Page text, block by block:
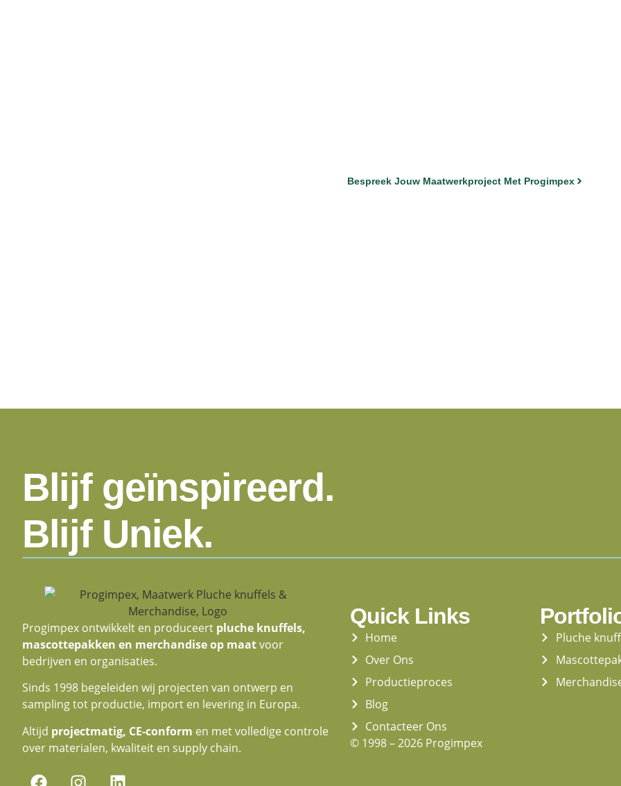
Bespreek Jouw Maatwerkproject Met Progimpex
Blijf geïnspireerd.
Blijf Uniek.
Progimpex ontwikkelt en produceert pluche knuffels,
mascottepakken en merchandise op maatvoor
bedrijven en organisaties.
Sinds 1998 begeleiden wij projecten van ontwerp en
sampling tot productie, import en levering in Europa.
Altijd projectmatig, CE-conform en met volledige controle
over materialen, kwaliteit en supply chain.
Quick Links
Home
Over Ons
Productieproces
Blog
Contacteer Ons
© 1998 – 2026 Progimpex
Pluche